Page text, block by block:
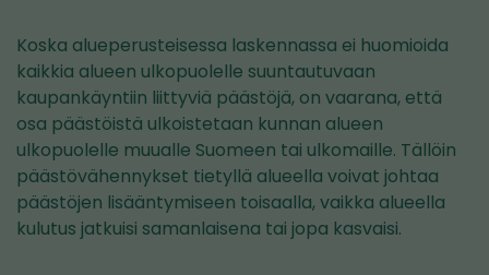
Koska alueperusteisessa laskennassa ei huomioida
kaikkia alueen ulkopuolelle suuntautuvaan
kaupankäyntiin liittyviä päästöjä, on vaarana, että
osa päästöistä ulkoistetaan kunnan alueen
ulkopuolelle muualle Suomeen tai ulkomaille. Tällöin
päästövähennykset tietyllä alueella voivat johtaa
päästöjen lisääntymiseen toisaalla, vaikka alueella
kulutus jatkuisi samanlaisena tai jopa kasvaisi.